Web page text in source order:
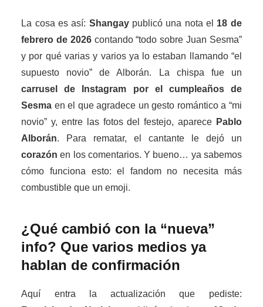
La cosa es así: Shangaypublicó una nota el 18 de
febrero de 2026contando “todo sobre Juan Sesma”
y por qué varias y varios ya lo estaban llamando “el
supuesto novio” de Alborán. La chispa fue un
carrusel de Instagram por el cumpleaños de
Sesma en el que agradece un gesto romántico a “mi
novio” y, entre las fotos del festejo, aparece Pablo
Alborán. Para rematar, el cantante le dejó un
corazón en los comentarios. Y bueno… ya sabemos
cómo funciona esto: el fandom no necesita más
combustible que un emoji.
¿Qué cambió con la “nueva”
info? Que varios medios ya
hablan de confirmación
Aquí entra la actualización que pediste: